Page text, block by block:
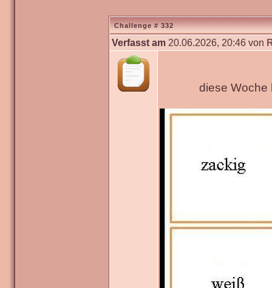
Challenge # 332
Verfasst am 20.06.2026, 20:46 von
diese Woche